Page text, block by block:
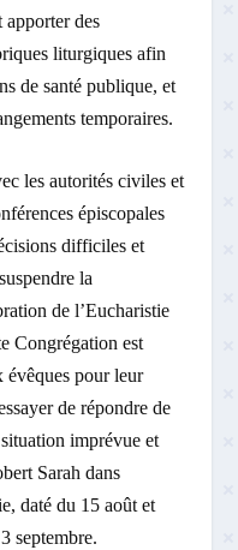
apporter des
liturgiques afin
de santé publique, et
temporaires.
les autorités civiles et
épiscopales
difficiles et
la
de l’Eucharistie
Congrégation est
évêques pour leur
de répondre de
imprévue et
Sarah dans
daté du 15 août et
septembre.